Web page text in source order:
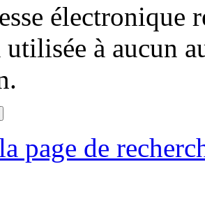
électronique
utilisée à aucun
page de